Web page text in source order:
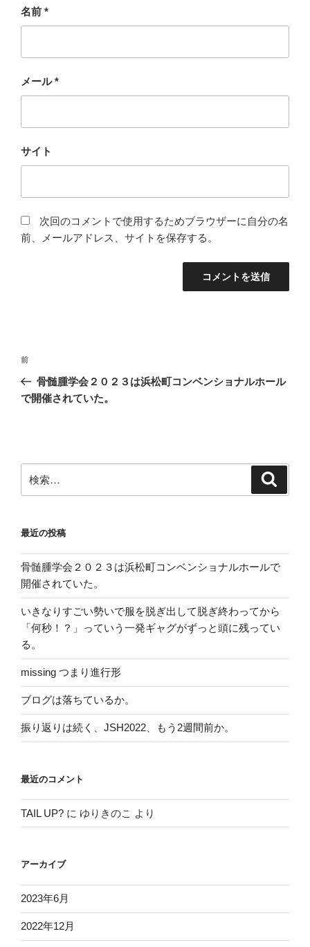
名前 *
メール*
サイト
次回のコメントで使用するためブラウザーに自分の名
前、メールアドレス、サイトを保存する。
投
ナ
シ
ョ
前
の
投
前
骨髄腫学会２０２３は浜松町コンベンショナルホール
で開催されていた。
索:
最近の投稿
骨髄腫学会２０２３は浜松町コンベンショナルホールで
開催されていた。
いきなりすごい勢いで服を脱ぎ出して脱ぎ終わってから
「何秒！？」っていう一発ギャグがずっと頭に残ってい
る。
missing つまり進行形
ブログは落ちているか。
振り返りは続く、JSH2022、もう2週間前か。
最近のコメント
TAIL UP? に ゆりきのこ より
アーカイブ
2023年6月
2022年12月